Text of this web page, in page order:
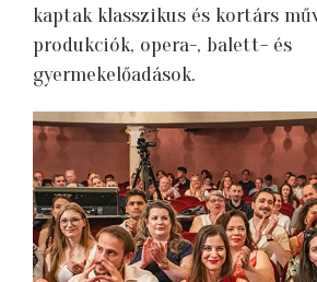
kaptak klasszikus és kortárs
produkciók, opera-, balett- és
gyermekelőadások.